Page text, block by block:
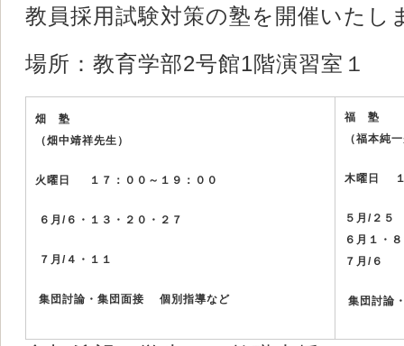
教員採用試験対策の塾を開催いたし
場所：教育学部2号館1階演習室１
畑 塾
（畑中靖祥先生）
火曜日 １７：００～１９：００
６月 / ６・１３・２０・２７
７月 /４・１１
集団討論・集団面接 個別指導など
福 塾
（福本純
木曜日 １
５月 / ２５
６月１・
７月 / ６
集団討論